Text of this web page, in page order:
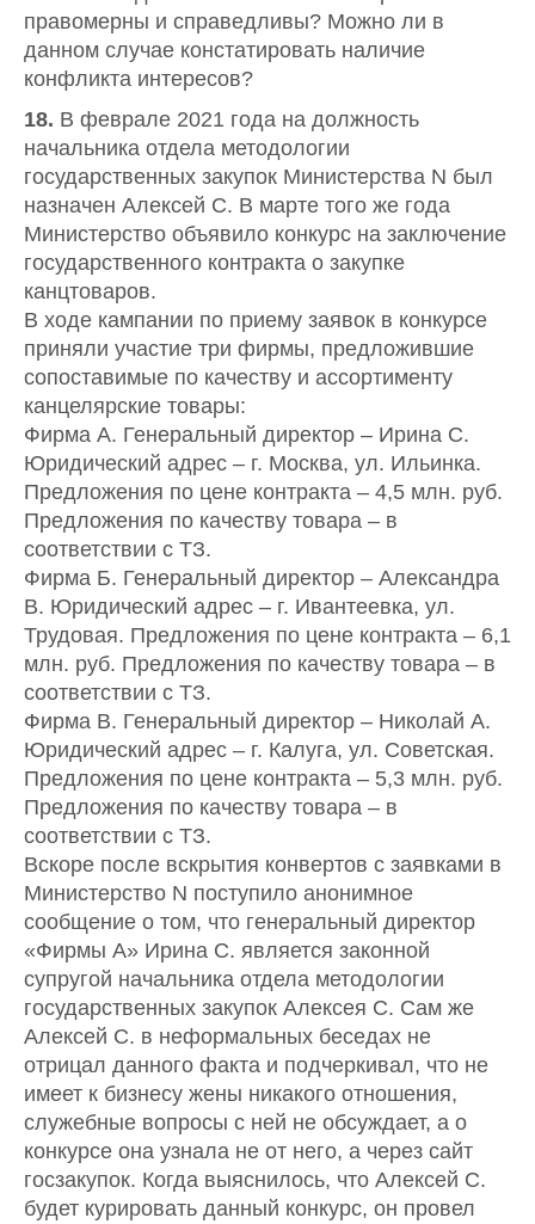
правомерны и справедливы? Можно ли в
данном случае констатировать наличие
конфликта интересов?
18. В феврале 2021 года на должность
начальника отдела методологии
государственных закупок Министерства N был
назначен Алексей С. В марте того же года
Министерство объявило конкурс на заключение
государственного контракта о закупке
канцтоваров.
В ходе кампании по приему заявок в конкурсе
приняли участие три фирмы, предложившие
сопоставимые по качеству и ассортименту
канцелярские товары:
Фирма А. Генеральный директор – Ирина С.
Юридический адрес – г. Москва, ул. Ильинка.
Предложения по цене контракта – 4,5 млн. руб.
Предложения по качеству товара – в
соответствии с ТЗ.
Фирма Б. Генеральный директор – Александра
В. Юридический адрес – г. Ивантеевка, ул.
Трудовая. Предложения по цене контракта – 6,1
млн. руб. Предложения по качеству товара – в
соответствии с ТЗ.
Фирма В. Генеральный директор – Николай А.
Юридический адрес – г. Калуга, ул. Советская.
Предложения по цене контракта – 5,3 млн. руб.
Предложения по качеству товара – в
соответствии с ТЗ.
Вскоре после вскрытия конвертов с заявками в
Министерство N поступило анонимное
сообщение о том, что генеральный директор
«Фирмы А» Ирина С. является законной
супругой начальника отдела методологии
государственных закупок Алексея С. Сам же
Алексей С. в неформальных беседах не
отрицал данного факта и подчеркивал, что не
имеет к бизнесу жены никакого отношения,
служебные вопросы с ней не обсуждает, а о
конкурсе она узнала не от него, а через сайт
госзакупок. Когда выяснилось, что Алексей С.
будет курировать данный конкурс, он провел